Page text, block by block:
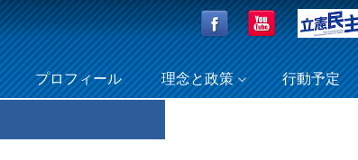
プロフィール 理念と政策 行動予定